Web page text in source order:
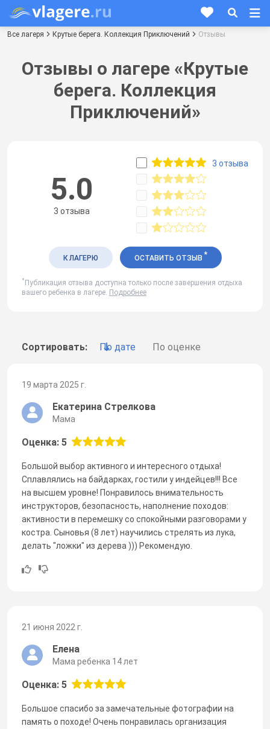
Все лагеря Крутые берега. Коллекция Приключений Отзывы
Отзывы о лагере «Крутые
берега. Коллекция
Приключений»
Сортировать: По дате По оценке
19 марта 2025 г.
Екатерина Стрелкова
Мама
Оценка: 5
Большой выбор активного и интересного отдыха!
Сплавлялись на байдарках, гостили у индейцев!!! Все
на высшем уровне! Понравилось внимательность
инструкторов, безопасность, наполнение походов:
активности в перемешку со спокойными разговорами у
костра. Сыновья (8 лет) научились стрелять из лука,
делать "ложки" из дерева ))) Рекомендую.
21 июня 2022 г.
Елена
Мама ребенка 14 лет
Оценка: 5
Большое спасибо за замечательные фотографии на
память о походе! Очень понравилась организация
5.0
3 отзыва
3 отзыва
К ЛАГЕРЮ ОСТАВИТЬ ОТЗЫВ *
* Публикация отзыва доступна только после завершения отдыха
вашего ребенка в лагере. Подробнее